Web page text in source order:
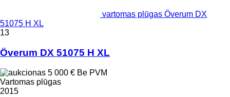
vartomas plūgas Överum DX
51075 H XL
13
Överum DX 51075 H XL
5 000 € Be PVM
Vartomas plūgas
2015